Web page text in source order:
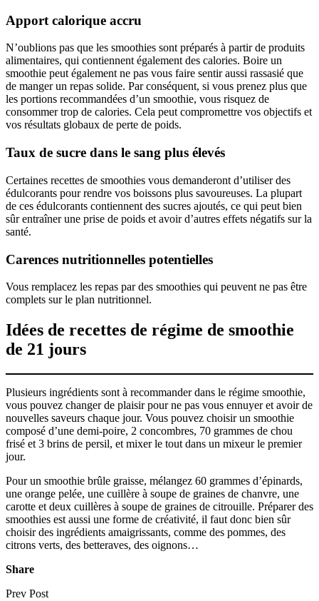
Apport calorique accru
N’oublions pas que les smoothies sont préparés à partir de produits
alimentaires, qui contiennent également des calories. Boire un
smoothie peut également ne pas vous faire sentir aussi rassasié que
de manger un repas solide. Par conséquent, si vous prenez plus que
les portions recommandées d’un smoothie, vous risquez de
consommer trop de calories. Cela peut compromettre vos objectifs et
vos résultats globaux de perte de poids.
Taux de sucre dans le sang plus élevés
Certaines recettes de smoothies vous demanderont d’utiliser des
édulcorants pour rendre vos boissons plus savoureuses. La plupart
de ces édulcorants contiennent des sucres ajoutés, ce qui peut bien
sûr entraîner une prise de poids et avoir d’autres effets négatifs sur la
santé.
Carences nutritionnelles potentielles
Vous remplacez les repas par des smoothies qui peuvent ne pas être
complets sur le plan nutritionnel.
Idées de recettes de régime de smoothie
de 21 jours
Plusieurs ingrédients sont à recommander dans le régime smoothie,
vous pouvez changer de plaisir pour ne pas vous ennuyer et avoir de
nouvelles saveurs chaque jour. Vous pouvez choisir un smoothie
composé d’une demi-poire, 2 concombres, 70 grammes de chou
frisé et 3 brins de persil, et mixer le tout dans un mixeur le premier
jour.
Pour un smoothie brûle graisse, mélangez 60 grammes d’épinards,
une orange pelée, une cuillère à soupe de graines de chanvre, une
carotte et deux cuillères à soupe de graines de citrouille. Préparer des
smoothies est aussi une forme de créativité, il faut donc bien sûr
choisir des ingrédients amaigrissants, comme des pommes, des
citrons verts, des betteraves, des oignons…
Share
Prev Post